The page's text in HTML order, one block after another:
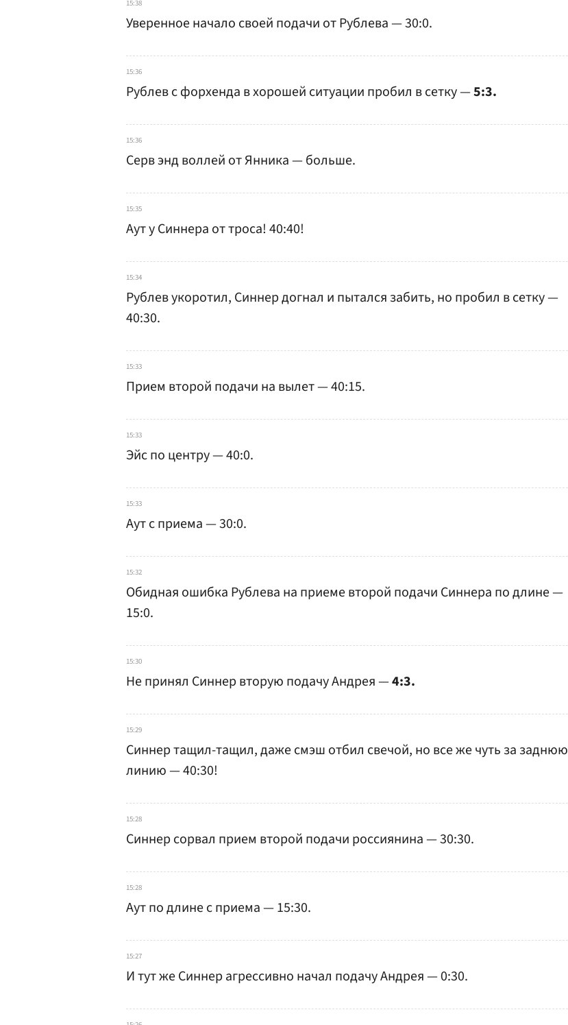
15:38
Уверенное начало своей подачи от Рублева — 30:0.
15:36
Рублев с форхенда в хорошей ситуации пробил в сетку —5:3.
15:36
Серв энд воллей от Янника — больше.
15:35
Аут у Синнера от троса! 40:40!
15:34
Рублев укоротил, Синнер догнал и пытался забить, но пробил в сетку —
40:30.
15:33
Прием второй подачи на вылет — 40:15.
15:33
Эйс по центру — 40:0.
15:33
Аут с приема — 30:0.
15:32
Обидная ошибка Рублева на приеме второй подачи Синнера по длине —
15:0.
15:30
Не принял Синнер вторую подачу Андрея —4:3.
15:29
Синнер тащил-тащил, даже смэш отбил свечой, но все же чуть за заднюю
линию — 40:30!
15:28
Синнер сорвал прием второй подачи россиянина — 30:30.
15:28
Аут по длине с приема — 15:30.
15:27
И тут же Синнер агрессивно начал подачу Андрея — 0:30.